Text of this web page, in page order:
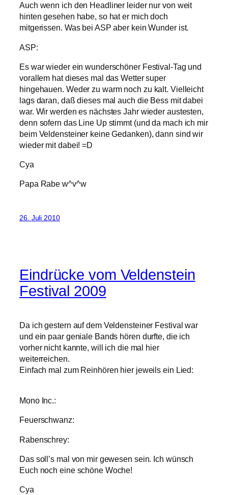
Auch wenn ich den Headliner leider nur von weit
hinten gesehen habe, so hat er mich doch
mitgerissen. Was bei ASP aber kein Wunder ist.
ASP:
Es war wieder ein wunderschöner Festival-Tag und
vorallem hat dieses mal das Wetter super
hingehauen. Weder zu warm noch zu kalt. Vielleicht
lags daran, daß dieses mal auch die Bess mit dabei
war. Wir werden es nächstes Jahr wieder austesten,
denn sofern das Line Up stimmt (und da mach ich mir
beim Veldensteiner keine Gedanken), dann sind wir
wieder mit dabei! =D
Cya
Papa Rabe w^v^w
26. Juli 2010
Eindrücke vom Veldenstein
Festival 2009
Da ich gestern auf dem Veldensteiner Festival war
und ein paar geniale Bands hören durfte, die ich
vorher nicht kannte, will ich die mal hier
weiterreichen.
Einfach mal zum Reinhören hier jeweils ein Lied:
Mono Inc.:
Feuerschwanz:
Rabenschrey:
Das soll’s mal von mir gewesen sein. Ich wünsch
Euch noch eine schöne Woche!
Cya